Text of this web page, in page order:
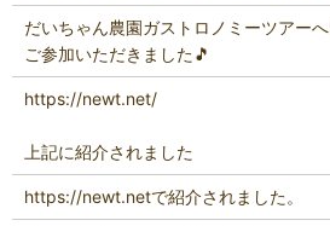
だいちゃん農園ガストロノミーツアー
ご参加いただきました🎵
https://newt.net/
上記に紹介されました
https://newt.netで紹介されました。